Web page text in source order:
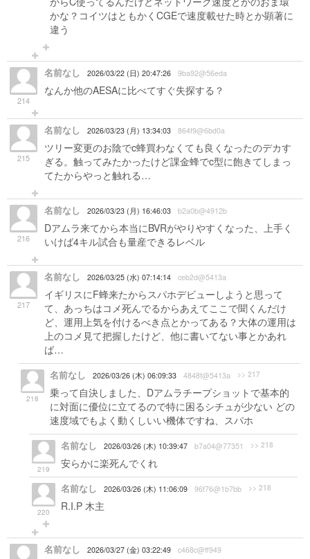
かな？コイツはともかくCGEで速度載せた時とか顕著に
違う
214
名前なし 2026/03/22 (日) 20:47:26 9ba92@56eda
なんか他のAESAに比べてすぐ失探する？
215
名前なし 2026/03/23 (月) 13:34:03 864f9@6bd0a
ツリー変更のお陰でc蜂買わなくても良くなったのデカす
ぎる。触ってみたかったけど課金蜂でc型に飽きてしまっ
てたからやっと触れる…
216
名前なし 2026/03/23 (月) 16:46:03 b2a0b@4912b
Dアムラ来てから本当にBVRがやりやすくなった、上手く
いけば4キル試合も量産できるレベル
217
名前なし 2026/03/25 (水) 07:14:14 ceb2d@5413a
イギリスにF蜂来たからスパホデビューしようと思って
て、あっちはコメ死んでるからあえてここで聞くんだけ
ど、運用上気を付けるべき点とかってある？大体の運用は
上のコメ見て把握したけど、他に書いてない事とかあれ
ば…
218
名前なし 2026/03/26 (木) 06:09:33 4848f@5413a >> 217
乗って自決しました、Dアムラチープショットで基本的
に対面に優位に立てるので特に困るシチュが少ない どの
速度域でもよく動くしいい機体ですね、スパホ
219
名前なし 2026/03/26 (木) 10:39:47 b7a04@77351 >> 218
安らかに楽死んでくれ
220
名前なし 2026/03/26 (木) 11:06:09 96f76@1b7bb >> 218
R.I.P 木主
名前なし 2026/03/27 (金) 03:22:49 c468c@ff949